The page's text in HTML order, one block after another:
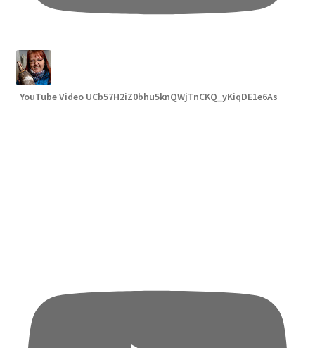
YouTube Video UCb57H2iZ0bhu5knQWjTnCKQ_yKiqDE1e6As